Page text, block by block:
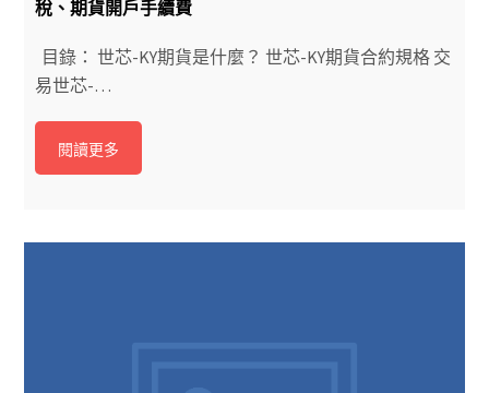
稅、期貨開戶手續費
目錄： 世芯-KY期貨是什麼？ 世芯-KY期貨合約規格 交
易世芯-…
閱讀更多